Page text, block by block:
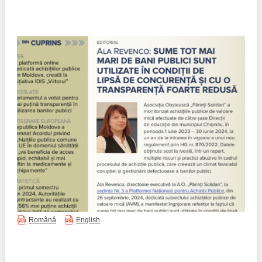
Inițiative în derulare
Inițiative desfășurate
Manual de proceduri
Note & poziții​
Organigrama IDIS
Anunțuri
Consiliul consulativ internațional IDIS
Bunele practici
Laborator sociometric
Transparența guvernării locale
People Watch
Proces democratic
Agenda Națională de Business
Puterea hibridă
Română English